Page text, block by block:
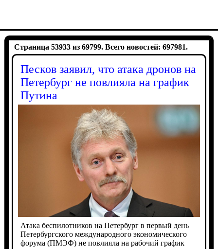
Страница 53933 из 69799. Всего новостей: 697981.
Песков заявил, что атака дронов на
Петербург не повлияла на график
Путина
Атака беспилотников на Петербург в первый день
Петербургского международного экономического
форума (ПМЭФ) не повлияла на рабочий график